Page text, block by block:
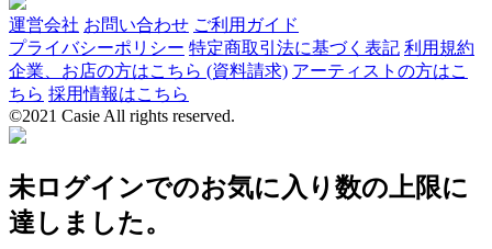
運営会社 お問い合わせ ご利用ガイド
プライバシーポリシー 特定商取引法に基づく表記 利用規約
企業、お店の方はこちら (資料請求) アーティストの方はこ
ちら 採用情報はこちら
©2021 Casie All rights reserved.
未ログインでのお気に入り数の上限に
達しました。